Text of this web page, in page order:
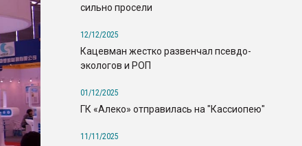
сильно просели
12/12/2025
Кацевман жестко развенчал псевдо-
экологов и РОП
01/12/2025
ГК «Алеко» отправилась на "Кассиопею"
11/11/2025